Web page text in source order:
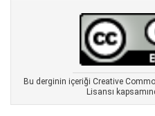
Bu derginin içeriği Creative
Lisansı